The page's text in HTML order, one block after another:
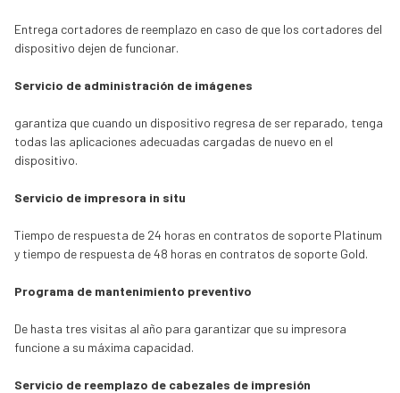
Entrega cortadores de reemplazo en caso de que los cortadores del
dispositivo dejen de funcionar.‎
Servicio‎ de administración de imágenes
garantiza que cuando un dispositivo regresa de ser reparado, tenga
todas las aplicaciones adecuadas cargadas de nuevo en el
dispositivo.‎
‎Servicio de‎ ‎impresora in situ
Tiempo de respuesta de 24 horas en contratos de soporte Platinum
y tiempo de respuesta de 48 horas en contratos de soporte Gold.‎
Programa de‎ ‎mantenimiento preventivo
De hasta tres visitas al año para garantizar que su impresora
funcione a su máxima capacidad.‎
Servicio‎ ‎de reemplazo de cabezales de impresión